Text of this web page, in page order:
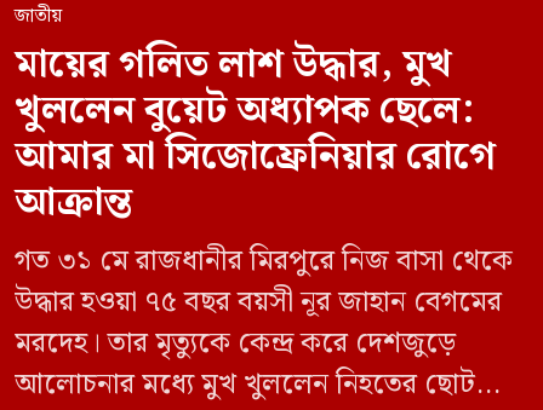
জাতীয়
মায়ের গলিত লাশ উদ্ধার, মুখ
খুললেন বুয়েট অধ্যাপক ছেলে:
আমার মা সিজোফ্রেনিয়ার রোগে
আক্রান্ত
গত ৩১ মে রাজধানীর মিরপুরে নিজ বাসা থেকে
উদ্ধার হওয়া ৭৫ বছর বয়সী নূর জাহান বেগমের
মরদেহ। তার মৃত্যুকে কেন্দ্র করে দেশজুড়ে
আলোচনার মধ্যে মুখ খুললেন নিহতের ছোট